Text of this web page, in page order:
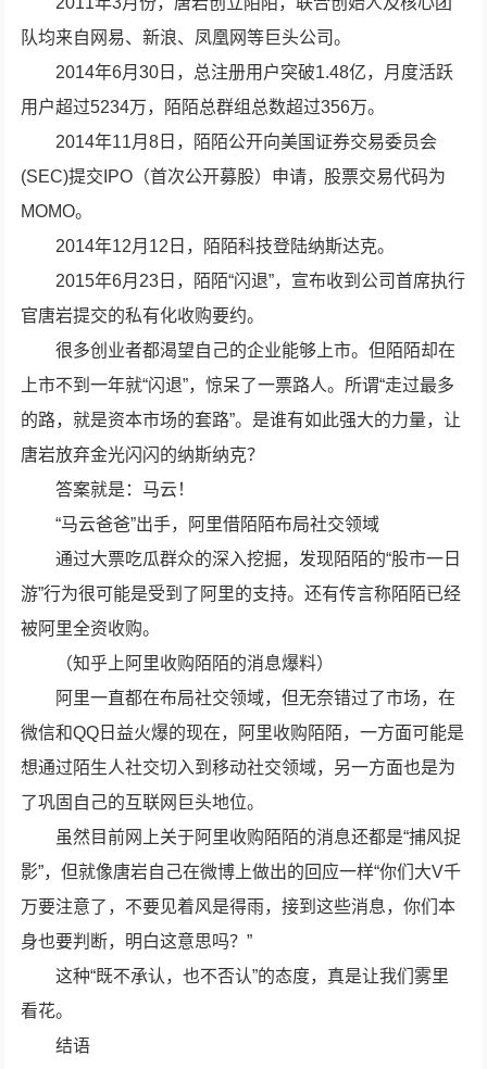
队均来自网易、新浪、凤凰网等巨头公司。
2014年6月30日，总注册用户突破1.48亿，月度活跃
用户超过5234万，陌陌总群组总数超过356万。
2014年11月8日，陌陌公开向美国证券交易委员会
(SEC)提交IPO（首次公开募股）申请，股票交易代码为
MOMO。
2014年12月12日，陌陌科技登陆纳斯达克。
2015年6月23日，陌陌“闪退”，宣布收到公司首席执行
官唐岩提交的私有化收购要约。
很多创业者都渴望自己的企业能够上市。但陌陌却在
上市不到一年就“闪退”，惊呆了一票路人。所谓“走过最多
的路，就是资本市场的套路”。是谁有如此强大的力量，让
唐岩放弃金光闪闪的纳斯纳克？
答案就是：马云！
“马云爸爸”出手，阿里借陌陌布局社交领域
通过大票吃瓜群众的深入挖掘，发现陌陌的“股市一日
游”行为很可能是受到了阿里的支持。还有传言称陌陌已经
被阿里全资收购。
（知乎上阿里收购陌陌的消息爆料）
阿里一直都在布局社交领域，但无奈错过了市场，在
微信和QQ日益火爆的现在，阿里收购陌陌，一方面可能是
想通过陌生人社交切入到移动社交领域，另一方面也是为
了巩固自己的互联网巨头地位。
虽然目前网上关于阿里收购陌陌的消息还都是“捕风捉
影”，但就像唐岩自己在微博上做出的回应一样“你们大V千
万要注意了，不要见着风是得雨，接到这些消息，你们本
身也要判断，明白这意思吗？”
这种“既不承认，也不否认”的态度，真是让我们雾里
看花。
结语